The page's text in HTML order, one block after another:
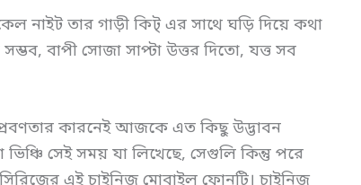
নাইট তার গাড়ী কিট্ এর সাথে ঘড়ি দিয়ে কথা
বাপী সোজা সাপ্টা উত্তর দিতো, যত্ত সব
কারনেই আজকে এত কিছু উদ্ভাবন
সেই সময় যা লিখেছে, সেগুলি কিন্তু পরে